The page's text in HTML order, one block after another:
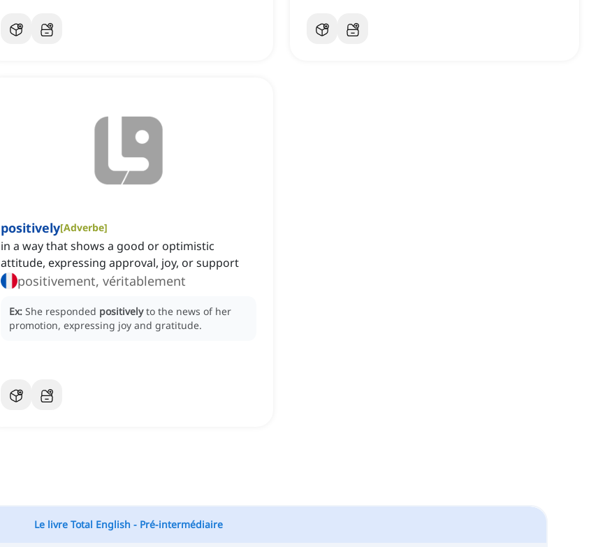
positively[Adverbe]
in a way that shows a good or optimistic
attitude, expressing approval, joy, or support
positivement, véritablement
Ex: She responded positively to the news of her
promotion, expressing joy and gratitude.
Le livre Total English - Pré-intermédiaire